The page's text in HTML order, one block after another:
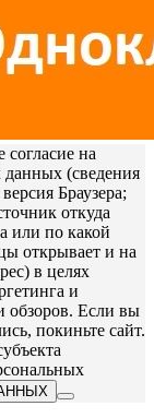
на
данных (сведения
Браузера;
откуда
или по какой
открывает и на
в целях
и
обзоров. Если вы
покиньте сайт.